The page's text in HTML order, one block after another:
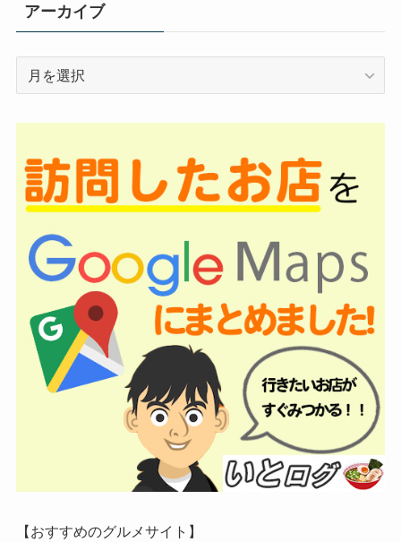
アーカイブ
ブ
【おすすめのグルメサイト】